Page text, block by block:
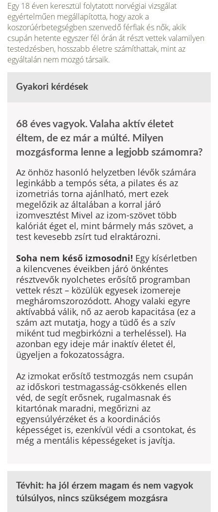
Egy 18 éven keresztül folytatott norvégiai vizsgálat
egyértelműen megállapította, hogy azok a
koszorúérbetegségben szenvedő férfiak és nők, akik
csupán hetente egyszer fél órán át részt vettek valamilyen
testedzésben, hosszabb életre számíthattak, mint az
egyáltalán nem mozgó társaik.
Gyakori kérdések
68 éves vagyok. Valaha aktív életet
éltem, de ez már a múlté. Milyen
mozgásforma lenne a legjobb számomra?
Az önhöz hasonló helyzetben lévők számára
leginkább a tempós séta, a pilates és az
izometriás torna ajánlható, mert ezek
megelőzik az általában a korral járó
izomvesztést Mivel az izom-szövet több
kalóriát éget el, mint bármely más szövet, a
test kevesebb zsírt tud elraktározni.
Soha nem késő izmosodni! Egy kísérletben
a kilencvenes éveikben járó önkéntes
résztvevők nyolchetes erősítő programban
vettek részt – közülük egyesek izomereje
megháromszorozódott. Ahogy valaki egyre
aktívabbá válik, nő az aerob kapacitása (ez a
szám azt mutatja, hogy a tüdő és a szív
miként tud megbirkózni a terheléssel). Ha
azonban egy ideje már inaktív életet él,
ügyeljen a fokozatosságra.
Az izmokat erősítő testmozgás nem csupán
az időskori testmagasság-csökkenés ellen
véd, de segít erősnek, rugalmasnak és
kitartónak maradni, megőrizni az
egyensúlyérzéket és a koordinációs
képességet is, ezenkívül védi a csontokat, és
még a mentális képességeket is javítja.
Tévhit: ha jól érzem magam és nem vagyok
túlsúlyos, nincs szükségem mozgásra